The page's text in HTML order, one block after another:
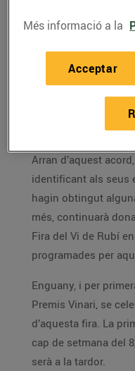
seva col·laboració
catalans. Aquest
treball conjunt en
l’hora de sumar
vinícola elaborat a
Arran d’aquest
identificant als seus
hagin obtingut
més, continuarà
Fira del Vi de Rubí
programades per
Enguany, i per
Premis Vinari, se
d’aquesta fira. La
cap de setmana del
serà a la tardor.
Més informació a la
Acceptar